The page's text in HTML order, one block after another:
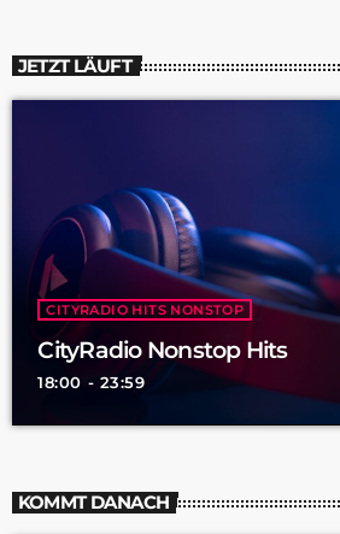
JETZT LÄUFT
CITYRADIO HITS NONSTOP
CityRadio Nonstop Hits
18:00 - 23:59
KOMMT DANACH